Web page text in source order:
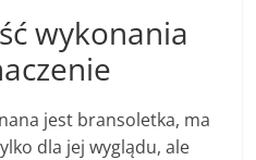
wykonania
jest bransoletka, ma
dla jej wyglądu, ale